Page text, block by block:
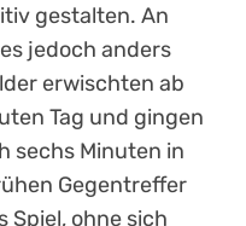
gestalten. An
jedoch anders
erwischten ab
Tag und gingen
sechs Minuten in
Gegentreffer
Spiel, ohne sich